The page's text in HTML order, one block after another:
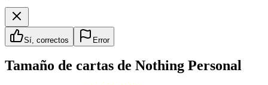
Sí, correctos Error
Tamaño de cartas de Nothing Personal